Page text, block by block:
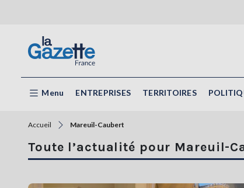
Menu ENTREPRISES TERRITOIRES
Accueil Mareuil-Caubert
Toute l’actualité pour Mareuil-